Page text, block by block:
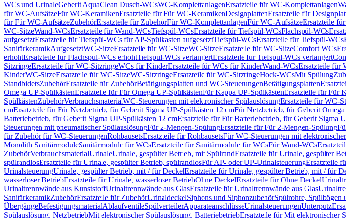
WCs und UrinaleGeberit AquaClean Dusch-WCsWC-KomplettanlagenErsatzteile für WC-Komplettanlagen
für WC-AufsätzeFür WC-KeramikenErsatzteile für Für WC-KeramikenDesignplattenErsatzteile für
für Für WC-AufsätzeZubehörErsatzteile für ZubehörFür WC-KomplettanlagenFür WC-AufsätzeErsatzteile
WC-SitzeWand-WCsErsatzteile für Wand-WCsTiefspül-WCsErsatzteile für Tiefspül-WCsFlachspül-WCs
aufgesetztErsatzteile für Tiefspül-WCs für AP-Spülkasten aufgesetztTiefspül-WCsErsatzteile für Tiefspül-WCs
SanitärkeramikAufgesetztWC-SitzeErsatzteile für WC-SitzeWC-SitzeErsatzteile für WC-SitzeComfort WCs
erhöhtErsatzteile für Flachspül-WCs erhöhtTiefspül-WCs verlängertErsatzteile für Tiefspül-WCs verlängert
SitzringeErsatzteile für WC-SitzringeWCs für KinderErsatzteile für WCs für KinderWand-WCsErsatzteile für
KinderWC-SitzeErsatzteile für WC-SitzeWC-SitzringeErsatzteile für WC-SitzringeHock-WCsMit Spülung
StandbidetsZubehörErsatzteile für ZubehörBetätigungsplatten und WC-SteuerungenBetätigungsplatten
Omega UP-SpülkästenErsatzteile für Für Omega UP-SpülkästenFür Kappa UP-SpülkästenErsatzteile für Für
SpülkästenZubehörVerbrauchsmaterialWC-Steuerungen mit elektronischer SpülauslösungErsatzteile für WC-
cmErsatzteile für Für Netzbetrieb, für Geberit Sigma UP-Spülkästen 12 cmFür Netzbetrieb, für Geberit
Batteriebetrieb, für Geberit Sigma UP-Spülkästen 12 cmErsatzteile für Für Batteriebetrieb, für Geberit Sigma
Steuerungen mit pneumatischer SpülauslösungFür 2-Mengen-SpülungErsatzteile für Für 2-Mengen-Spülung
für Zubehör für WC-SteuerungenRohbausetsErsatzteile für RohbausetsFür WC-Steuerungen mit
Monolith SanitärmoduleSanitärmodule für WCsErsatzteile für Sanitärmodule für WCsFür Wand-WCs
ZubehörVerbrauchsmaterialUrinaleUrinale, gespülter Betrieb, mit SpülrandErsatzteile für Urinale, gespülter
spülrandlosErsatzteile für Urinale, gespülter Betrieb, spülrandlosFür AP- oder UP-UrinalsteuerungErsatzteile
UrinalsteuerungUrinale, gespülter Betrieb, mit / für DeckelErsatzteile für Urinale, gespülter Betrieb, mit / für
wasserloser BetriebErsatzteile für Urinale, wasserloser BetriebOhne DeckelErsatzteile für Ohne Deckel
Urinaltrennwände aus KunststoffUrinaltrennwände aus GlasErsatzteile für Urinaltrennwände aus Glas
SanitärkeramikZubehörErsatzteile für ZubehörUrinaldeckelSiphons und SiphonzubehörSpülrohre, Spülbögen
ÜbergängeBefestigungsmaterialAblaufventileSpülverteilerApparateanschlüsseUrinalsteuerungenUnterputz
Spülauslösung, NetzbetriebMit elektronischer Spülauslösung, BatteriebetriebErsatzteile für Mit elektronischer